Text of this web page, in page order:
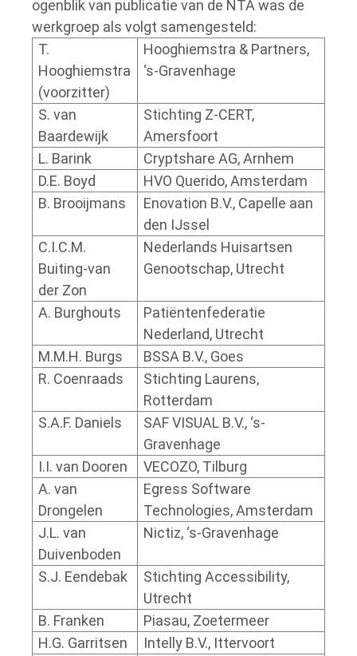
ogenblik van publicatie van de NTA was de
werkgroep als volgt samengesteld:
T.
Hooghiemstra
(voorzitter)
Hooghiemstra & Partners,
‘s-Gravenhage
S. van
Baardewijk
Stichting Z-CERT,
Amersfoort
L. Barink
Cryptshare AG, Arnhem
D.E. Boyd
HVO Querido, Amsterdam
B. Brooijmans
Enovation B.V., Capelle aan
den IJssel
C.I.C.M.
Buiting-van
der Zon
Nederlands Huisartsen
Genootschap, Utrecht
A. Burghouts
Patiëntenfederatie
Nederland, Utrecht
M.M.H. Burgs
BSSA B.V., Goes
R. Coenraads
Stichting Laurens,
Rotterdam
S.A.F. Daniels
SAF VISUAL B.V., ‘s-
Gravenhage
I.I. van Dooren
VECOZO, Tilburg
A. van
Drongelen
Egress Software
Technologies, Amsterdam
J.L. van
Duivenboden
Nictiz, ‘s-Gravenhage
S.J. Eendebak
Stichting Accessibility,
Utrecht
B. Franken
Piasau, Zoetermeer
H.G. Garritsen
Intelly B.V., Ittervoort